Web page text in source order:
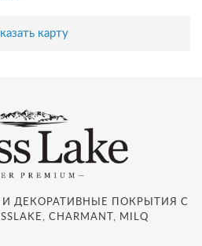
карту
И ДЕКОРАТИВНЫЕ ПОКРЫТИЯ С
CHARMANT, MILQ